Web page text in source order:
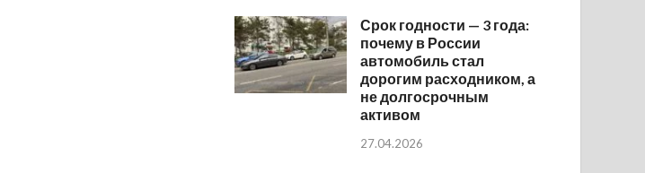
Срок годности — 3 года:
почему в России
автомобиль стал
дорогим расходником, а
не долгосрочным
активом
27.04.2026